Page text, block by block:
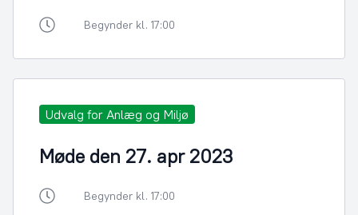
Begynder kl. 17:00
Udvalg for Anlæg og Miljø
Møde den 27. apr 2023
Begynder kl. 17:00